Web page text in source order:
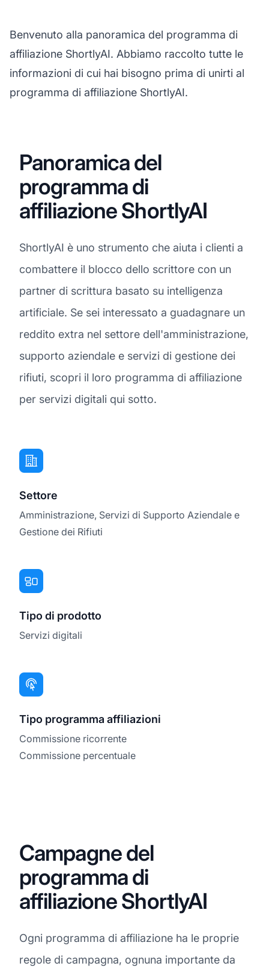
Benvenuto alla panoramica del programma di
affiliazione ShortlyAI. Abbiamo raccolto tutte le
informazioni di cui hai bisogno prima di unirti al
programma di affiliazione ShortlyAI.
Panoramica del
programma di
affiliazione ShortlyAI
ShortlyAI è uno strumento che aiuta i clienti a
combattere il blocco dello scrittore con un
partner di scrittura basato su intelligenza
artificiale. Se sei interessato a guadagnare un
reddito extra nel settore dell'amministrazione,
supporto aziendale e servizi di gestione dei
rifiuti, scopri il loro programma di affiliazione
per servizi digitali qui sotto.
Settore
Amministrazione, Servizi di Supporto Aziendale e
Gestione dei Rifiuti
Tipo di prodotto
Servizi digitali
Tipo programma affiliazioni
Commissione ricorrente
Commissione percentuale
Campagne del
programma di
affiliazione ShortlyAI
Ogni programma di affiliazione ha le proprie
regole di campagna, ognuna importante da